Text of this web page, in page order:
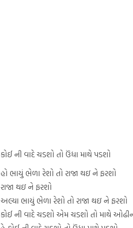
કોઈ ની વાદે ચડશો તો ઉંધા માથે પડશો
હો ભાયું ભેળા રેશો તો રાજા થઇ ને ફરશો
રાજા થઇ ને ફરશો
અલ્યા ભાયું ભેળા રેશો તો રાજા થઇ ને ફરશો
કોઈ ની વાદે ચડશો એમ ચડશો તો માથે